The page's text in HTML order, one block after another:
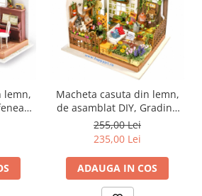
lemn,
Macheta casuta din lemn,
de asamblat DIY, Gradina
lui Miller, 210 piese, DG108
255,00 Lei
235,00 Lei
ADAUGA IN COS